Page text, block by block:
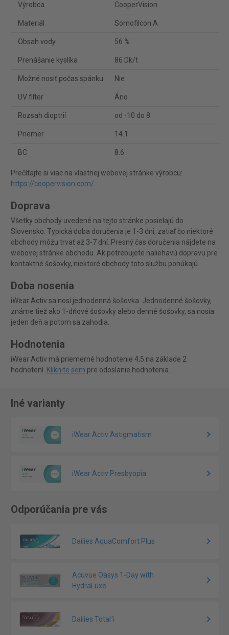
Výrobca CooperVision
Materiál Somofilcon A
Obsah vody 56 %
Prenášanie kyslíka 86 Dk/t
Možné nosiť počas spánku Nie
UV filter Áno
Rozsah dioptrií od -10 do 8
Priemer 14.1
BC 8.6
Prečítajte si viac na vlastnej webovej stránke výrobcu:
https://coopervision.com/.
Doprava
Všetky obchody uvedené na tejto stránke posielajú do
Slovensko. Typická doba doručenia je 1-3 dni, zatiaľ čo niektoré
obchody môžu trvať až 3-7 dní. Presný čas doručenia nájdete na
webovej stránke obchodu. Ak potrebujete naliehavú dopravu pre
kontaktné šošovky, niektoré obchody toto službu ponúkajú.
Doba nosenia
iWear Activ sa nosí jednodenná šošovka. Jednodenné šošovky,
známe tiež ako 1-dňové šošovky alebo denné šošovky, sa nosia
jeden deň a potom sa zahodia.
Hodnotenia
iWear Activ má priemerné hodnotenie 4,5 na základe 2
hodnotení. Kliknite sem pre odoslanie hodnotenia.
Iné varianty
iWear Activ Astigmatism
iWear Activ Presbyopia
Odporúčania pre vás
Dailies AquaComfort Plus
Acuvue Oasys 1-Day with
HydraLuxe
Dailies Total1